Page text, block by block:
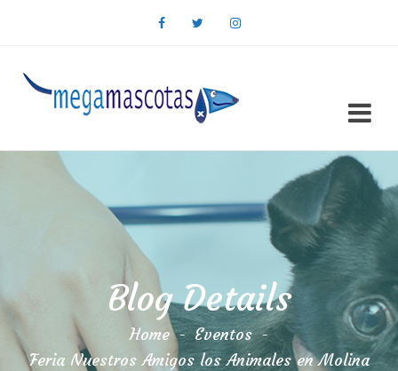
Blog Details
Home - Eventos -
Feria Nuestros Amigos los Animales en Molina